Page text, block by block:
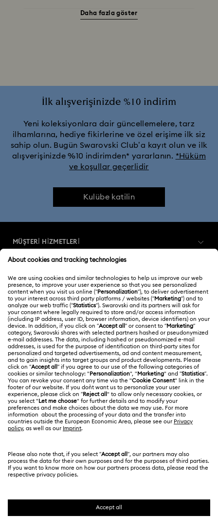
Beyaz ve sarı altın rengi kaplama yüzükler, küpeler ve kolyeler
Pembe Kristalli Takılar Sarı Kristalli Takılar
Siyah Kristalli Takılar
Yeşil Kristalli Takılar Doğum Taşı Takıları
Farklı Metal Küpeler, Bileklikler ve Kolyeler
Kristal İnci Takılar ve İnci Takı Setleri
Paslanmaz Çelik Takılar
Pembe Altın Rengi Kaplama Takılar
Rodyum Kaplama Takılar Deniz Kabuğu Takılar
Kristal Detaylı Fiyonk Temalı Takılar
Kristal Detaylı Kelebek Temalı Takılar
Daha fazla göster
İlk alışverişinizde %10 indirim
Yeni koleksiyonlara dair güncellemelere, tarz
ilhamlarına, hediye fikirlerine ve özel erişime ilk siz
sahip olun. Bugün Swarovski Club’a kayıt olun ve ilk
alışverişinizde %10 indirimden* yararlanın. *Hüküm
ve koşullar geçerlidir
Kulübe katilin
MÜŞTERİ HİZMETLERİ
Sipariş Takibi
Nakliye
İade ve Değişim
Bize Ulaşın
Ölçü rehberi
Mağaza Bilgileri
ÜYELIK
Kayıt
Swarovski Club
HAKKIMIZDA
Swarovski Hakkında
İşler & Kariyer
Alumni Community
Profesyoneller İçin
Swarovski Created Diamonds
Code of Conduct & Policies
YASAL KOŞULLAR
Kullanım Koşulları
Ön bilgilendirme koşulları
Çerez Onayı
Türkiye
English
Türkçe